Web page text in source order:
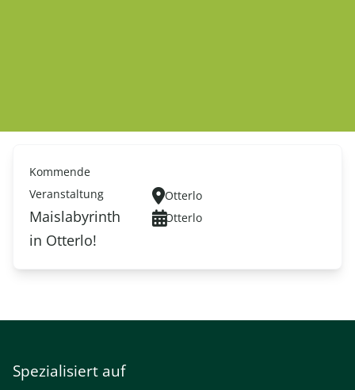
Kommende
Veranstaltung
Maislabyrinth
in Otterlo!
Otterlo
Otterlo
Spezialisiert auf